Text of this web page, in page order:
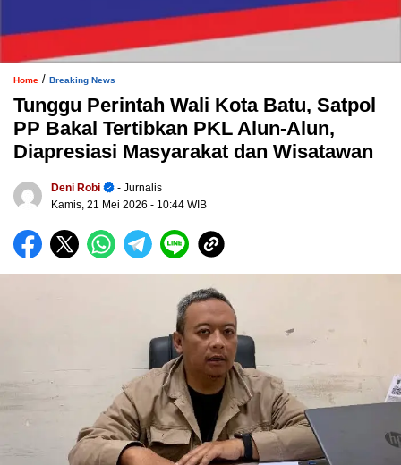
Home / Breaking News
Tunggu Perintah Wali Kota Batu, Satpol
PP Bakal Tertibkan PKL Alun-Alun,
Diapresiasi Masyarakat dan Wisatawan
Deni Robi
- Jurnalis
Kamis, 21 Mei 2026 - 10:44 WIB